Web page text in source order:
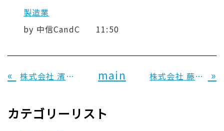
製造業
by 中信CandC 11:50
« 株式会社 濱工作所 様 main 株式会社 藤本製作所 様 »
カテゴリーリスト